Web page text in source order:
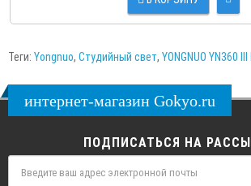
Теги: Yongnuo, Студийный свет, YONGNUO YN360
интернет-магазин Gokyo.ru
ПОДПИСАТЬСЯ НА